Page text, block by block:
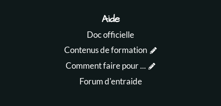
Aide
Doc officielle
Contenus de formation
Comment faire pour ...
Forum d'entraide